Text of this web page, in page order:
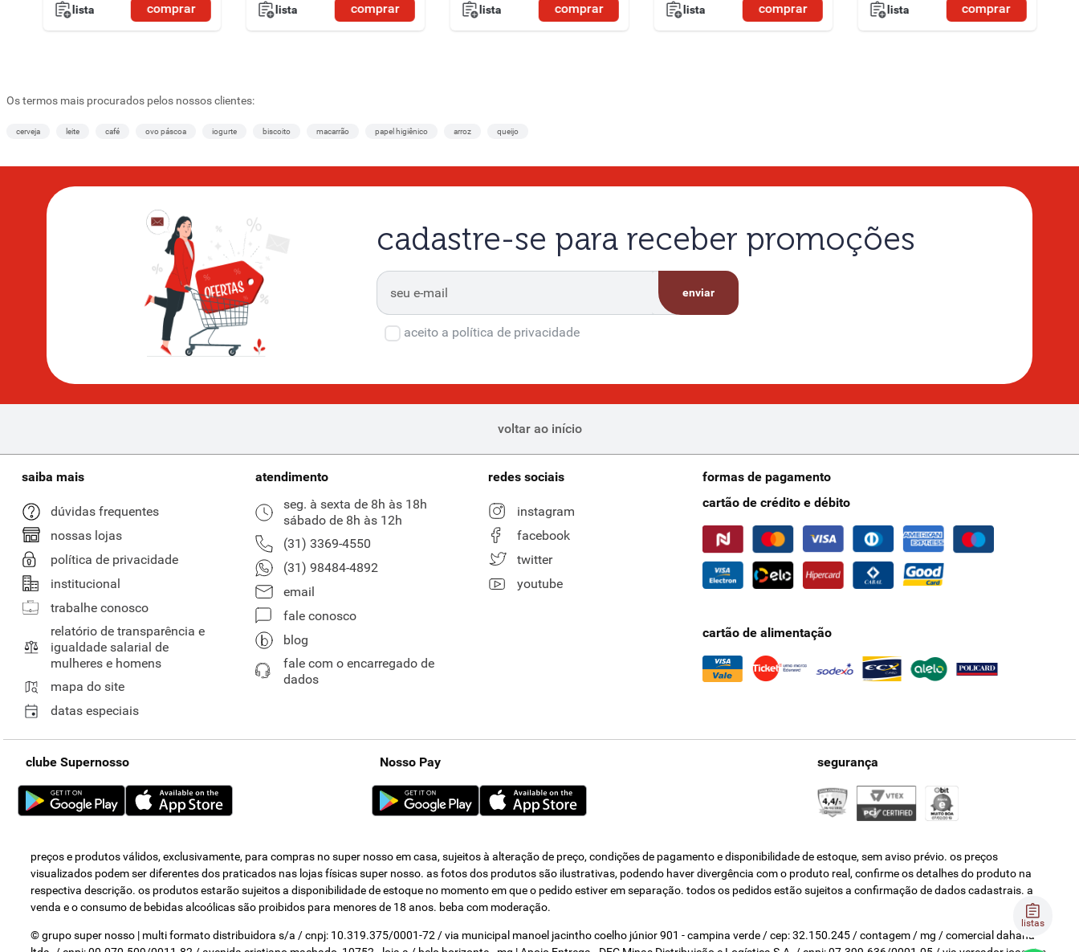
listas
lista comprar lista comprar lista comprar lista comprar lista comprar
Os termos mais procurados pelos nossos clientes:
cerveja leite café ovo páscoa iogurte biscoito macarrão papel higiênico arroz queijo
cadastre-se para receber promoções
enviar
aceito a política de privacidade
voltar ao início
saiba mais
dúvidas frequentes
nossas lojas
política de privacidade
institucional
trabalhe conosco
relatório de transparência e
igualdade salarial de
mulheres e homens
mapa do site
datas especiais
atendimento
seg. à sexta de 8h às 18h
sábado de 8h às 12h
(31) 3369-4550
(31) 98484-4892
email
fale conosco
blog
fale com o encarregado de
dados
redes sociais
instagram
facebook
twitter
youtube
formas de pagamento
cartão de crédito e débito
cartão de alimentação
clube Supernosso Nosso Pay segurança
preços e produtos válidos, exclusivamente, para compras no super nosso em casa, sujeitos à alteração de preço, condições de pagamento e disponibilidade de estoque, sem aviso prévio. os preços
visualizados podem ser diferentes dos praticados nas lojas físicas super nosso. as fotos dos produtos são ilustrativas, podendo haver divergência com o produto real, confirme os detalhes do produto na
respectiva descrição. os produtos estarão sujeitos a disponibilidade de estoque no momento em que o pedido estiver em separação. todos os pedidos estão sujeitos a confirmação de dados cadastrais. a
venda e o consumo de bebidas alcoólicas são proibidos para menores de 18 anos. beba com moderação.
© grupo super nosso | multi formato distribuidora s/a / cnpj: 10.319.375/0001-72 / via municipal manoel jacintho coelho júnior 901 - campina verde / cep: 32.150.245 / contagem / mg / comercial dahana